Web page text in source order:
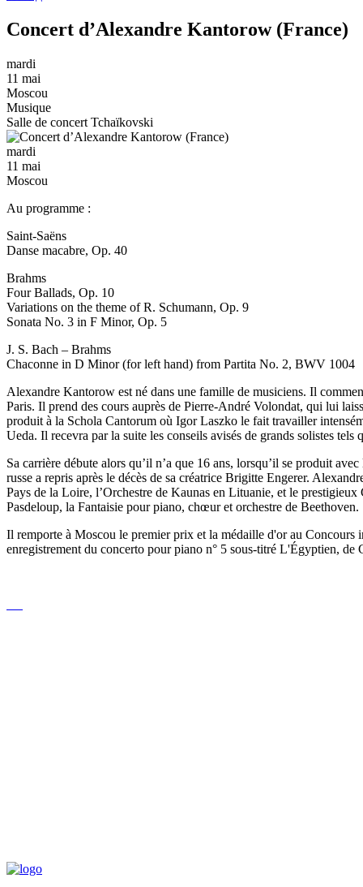
Concert d’Alexandre Kantorow (France)
mardi
11 mai
Moscou
Musique
Salle de concert Tchaïkovski
mardi
11 mai
Moscou
Au programme :
Saint-Saëns
Danse macabre, Op. 40
Brahms
Four Ballads, Op. 10
Variations on the theme of R. Schumann, Op. 9
Sonata No. 3 in F Minor, Op. 5
J. S. Bach – Brahms
Chaconne in D Minor (for left hand) from Partita No. 2, BWV 1004
Alexandre Kantorow est né dans une famille de musiciens. Il
Paris. Il prend des cours auprès de Pierre-André Volondat, qui lui
produit à la Schola Cantorum où Igor Laszko le fait travailler
Ueda. Il recevra par la suite les conseils avisés de grands solistes
Sa carrière débute alors qu’il n’a que 16 ans, lorsqu’il se produit
russe a repris après le décès de sa créatrice Brigitte Engerer.
Pays de la Loire, l’Orchestre de Kaunas en Lituanie, et le
Pasdeloup, la Fantaisie pour piano, chœur et orchestre de Beethoven.
Il remporte à Moscou le premier prix et la médaille d'or au
enregistrement du concerto pour piano n° 5 sous-titré L'Égyptien, de